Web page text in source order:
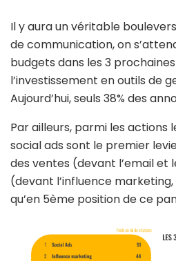
Il y aura un véritable
de communication, on
budgets dans les 3
l’investissement en outils de
Aujourd’hui, seuls 38% des
Par ailleurs, parmi les actions
social ads sont le premier
des ventes (devant l’email et
(devant l’influence
qu’en 5ème position de ce